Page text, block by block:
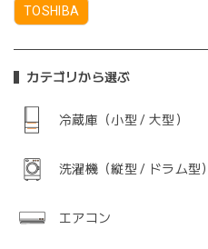
TOSHIBA
カテゴリから選ぶ
冷蔵庫（小型 / 大型）
洗濯機（縦型 / ドラム型）
エアコン